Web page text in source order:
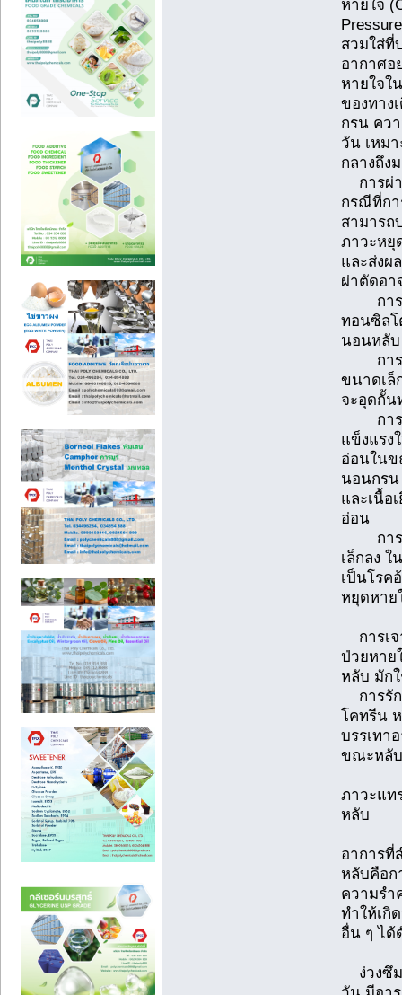
หายใจ
สวมใส่ที่
อากาศอ
หายใจใ
ของทาง
กรน คว
วัน เหม
กลางถึง
การผ่า
กรณีที่ก
สามารถ
ภาวะหยุ
และส่งผ
ผ่าตัดอา
การผ่
ทอนซิลโ
นอนหลับ
การผ่
ขนาดเล็
จะอุดกั้น
การผ่
แข็งแรง
อ่อนในข
นอนกรน
และเนื้อ
อ่อน
การผ่
เล็กลง
เป็นโรค
หยุดหาย
การเจ
ป่วยหาย
หลับ มัก
การรัก
โคทรีน
บรรเทา
ขณะหลั
ภาวะแท
หลับ
อาการที่
หลับคือก
ความรำ
ทำให้เกิ
อื่น ๆ ได้
ง่วงซึม